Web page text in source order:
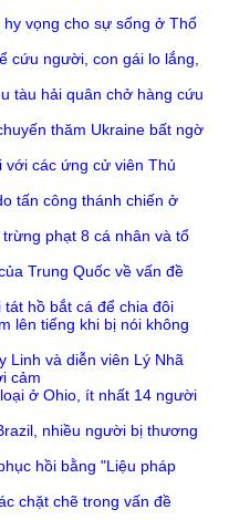
vọng cho sự sống ở Thổ
cứu người, con gái lo lắng,
tàu hải quân chở hàng cứu
thăm Ukraine bất ngờ
với các ứng cử viên Thủ
tấn công thánh chiến ở
phạt 8 cá nhân và tổ
Trung Quốc về vấn đề
hồ bắt cá để chia đôi
lên tiếng khi bị nói không
Linh và diễn viên Lý Nhã
cảm
ở Ohio, ít nhất 14 người
nhiều người bị thương
hồi bằng "Liệu pháp
chặt chẽ trong vấn đề